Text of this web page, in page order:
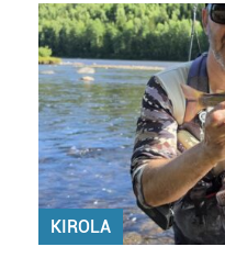
KIROLA